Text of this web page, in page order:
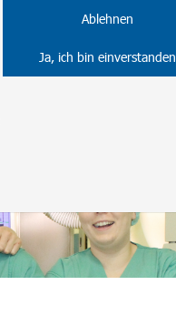
Ablehnen
Ja, ich bin einverstanden